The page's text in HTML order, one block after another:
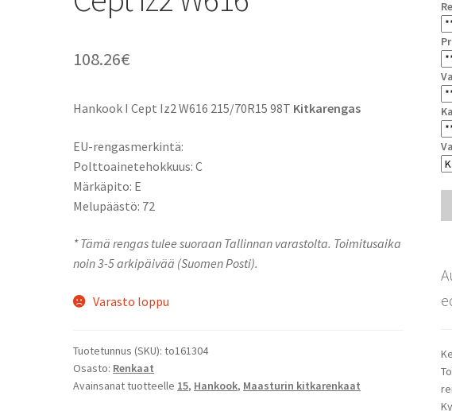
108.26€
Hankook I Cept Iz2 W616 215/70R15 98T Kitkarengas
EU-rengasmerkintä:
Polttoainetehokkuus: C
Märkäpito: E
Melupäästö: 72
* Tämä rengas tulee suoraan Tallinnan varastolta. Toimitusaika
noin 3-5 arkipäivää (Suomen Posti).
Varasto loppu
Tuotetunnus (SKU):to161304
Osasto: Renkaat
Avainsanat tuotteelle 15, Hankook, Maasturin kitkarenkaat